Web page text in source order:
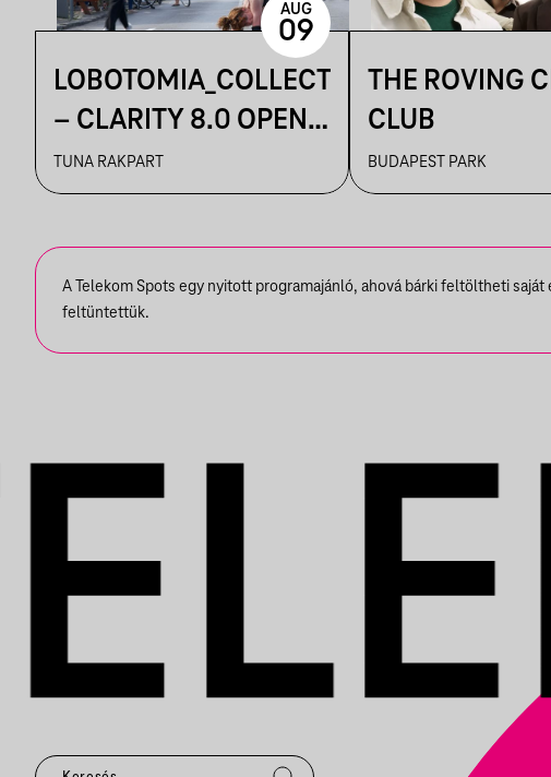
LOBOTOMIA_COLLECTIVE
– CLARITY 8.0 OPEN
AIR
TUNA RAKPART
AUG
09
THE ROVING
CLUB
BUDAPEST PARK
A Telekom Spots egy nyitott programajánló, ahová bárki feltöltheti
feltüntettük.